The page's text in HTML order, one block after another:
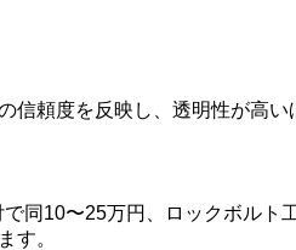
頼度を反映し、透明性が高い
同10〜25万円、ロックボルト
す。